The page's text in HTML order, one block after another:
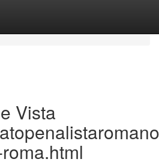
Vista